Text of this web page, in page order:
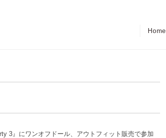
Home
3』にワンオフドール、アウトフィット販売で参加